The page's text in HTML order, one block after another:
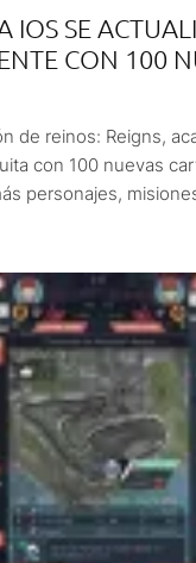
IOS SE
CON 100
de reinos: Reigns,
con 100 nuevas
personajes,